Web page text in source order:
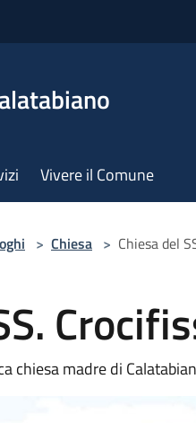
Vivere il Comune
> Chiesa > Chiesa del
chiesa madre di